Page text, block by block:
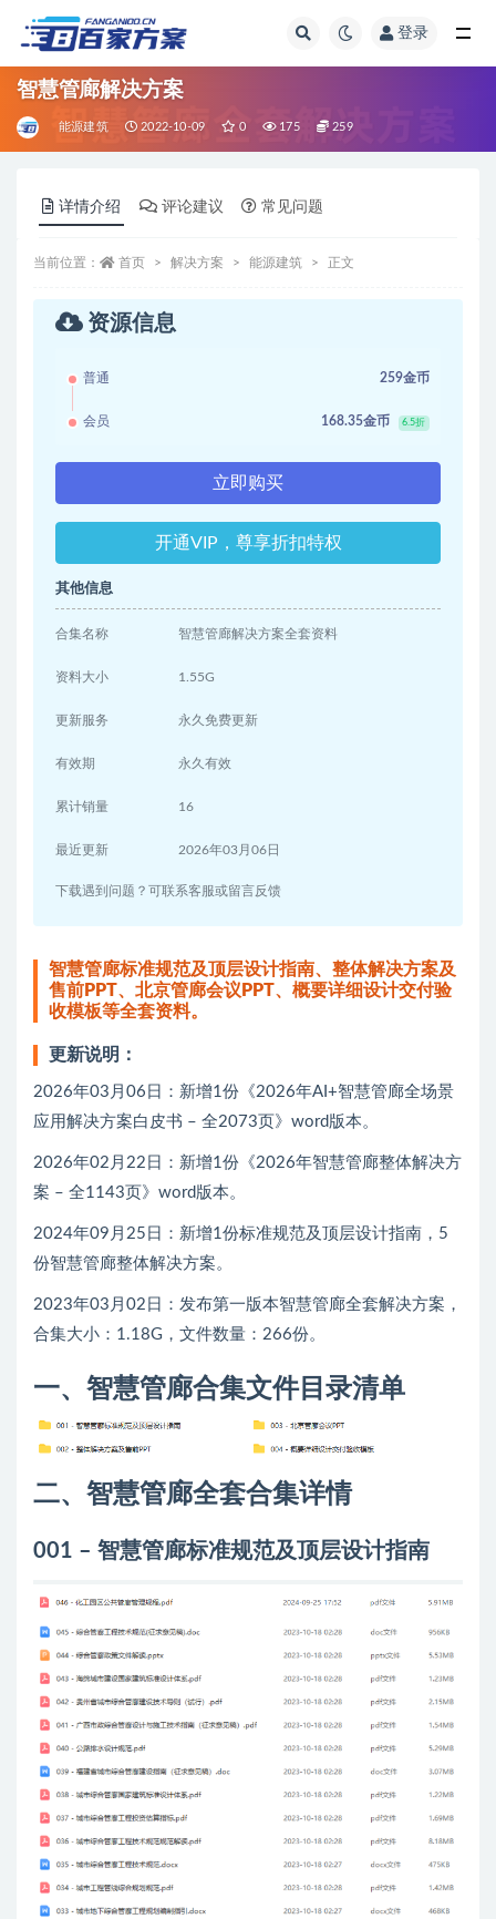
登录
智慧管廊解决方案
能源建筑 2022-10-09 0 175 259
详情介绍 评论建议 常见问题
当前位置： 首页 解决方案 能源建筑 正文
资源信息
普通 259金币
会员 168.35金币 6.5折
立即购买
开通VIP，尊享折扣特权
其他信息
合集名称 智慧管廊解决方案全套资料
资料大小 1.55G
更新服务 永久免费更新
有效期 永久有效
累计销量 16
最近更新 2026年03月06日
下载遇到问题？可联系客服或留言反馈
智慧管廊标准规范及顶层设计指南、整体解决方案及
售前PPT、北京管廊会议PPT、概要详细设计交付验
收模板等全套资料。
更新说明：
2026年03月06日：新增1份《2026年AI+智慧管廊全场景
应用解决方案白皮书 – 全2073页》word版本。
2026年02月22日：新增1份《2026年智慧管廊整体解决方
案 – 全1143页》word版本。
2024年09月25日：新增1份标准规范及顶层设计指南，5
份智慧管廊整体解决方案。
2023年03月02日：发布第一版本智慧管廊全套解决方案，
合集大小：1.18G，文件数量：266份。
一、智慧管廊合集文件目录清单
二、智慧管廊全套合集详情
001 – 智慧管廊标准规范及顶层设计指南